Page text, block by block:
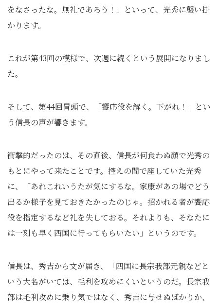
をなさったな。無礼であろう！」といって、光秀に襲い掛
かります。
これが第43回の模様で、次週に続くという展開になりまし
た。
そして、第44回冒頭で、「饗応役を解く。下がれ！」とい
う信長の声が響きます。
衝撃的だったのは、その直後、信長が何食わぬ顔で光秀の
もとにやって来たことです。控えの間で座していた光秀
に、「あれこれいうたが気にするな。家康があの場でどう
出るか様子を見ておきたかったのじゃ。招かれる者が饗応
役を指定するなど礼を失しておる。それよりも、そなたに
は一刻も早く西国に行ってもらいたい」というのです。
信長は、秀吉から文が届き、「四国に長宗我部元親などと
いう大名がいては、毛利を攻めにくいというのだ。長宗我
部は毛利攻めに乗り気ではなく、秀吉に与せぬばかりか、